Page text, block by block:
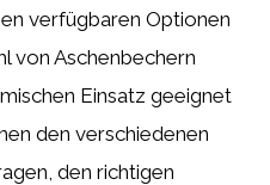
verfügbaren Optionen
von Aschenbechern
Einsatz geeignet
den verschiedenen
den richtigen